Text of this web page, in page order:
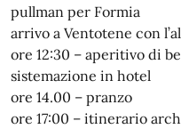
pullman per Formia
arrivo a Ventotene con
ore 12:30 – aperitivo di
sistemazione in hotel
ore 14.00 – pranzo
ore 17:00 – itinerario